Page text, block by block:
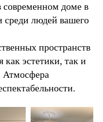
доме в
среди людей вашего
пространств
как эстетики, так и
Атмосфера